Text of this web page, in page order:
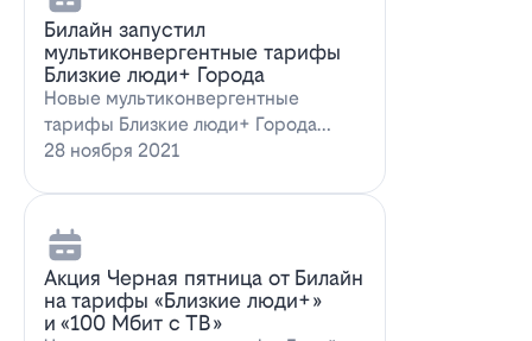
Билайн запустил
мультиконвергентные тарифы
Близкие люди+ Города
Новые мультиконвергентные
тарифы Близкие люди+ Города
от БилайнОператор Билайн радует
28 ноября 2021
Акция Черная пятница от Билайн
на тарифы «Близкие люди+»
и «100 Мбит с ТВ»